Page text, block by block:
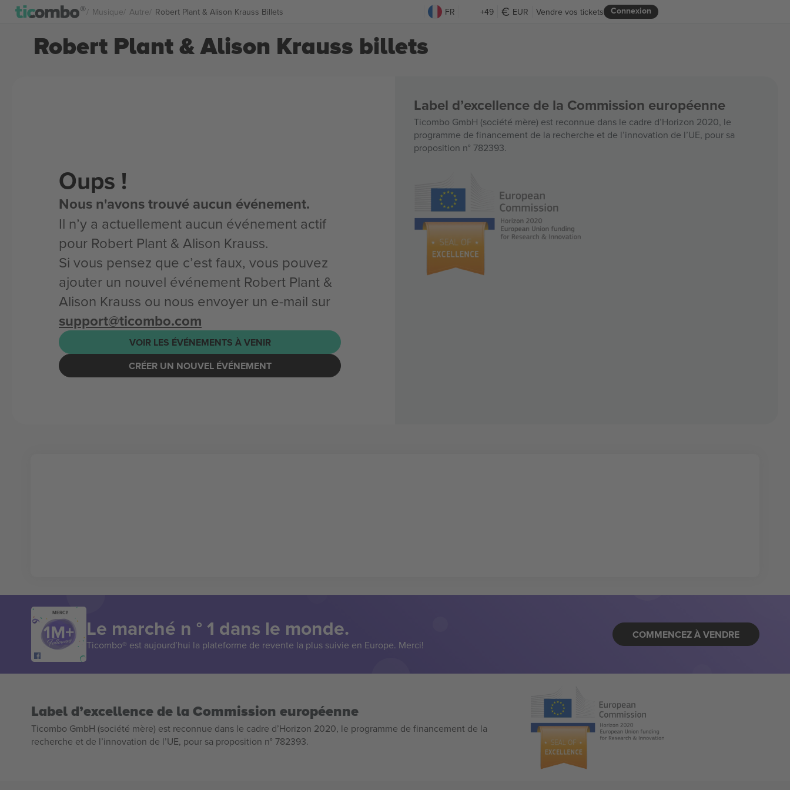
Musique Autre Robert Plant & Alison Krauss Billets FR +49 EUR Connexion
Vendre vos tickets
Robert Plant & Alison Krauss billets
Oups !
Nous n'avons trouvé aucun événement.
Il n’y a actuellement aucun événement actif
pour Robert Plant & Alison Krauss.
Si vous pensez que c’est faux, vous pouvez
ajouter un nouvel événement Robert Plant &
Alison Krauss ou nous envoyer un e-mail sur
support@ticombo.com
VOIR LES ÉVÉNEMENTS À VENIR
CRÉER UN NOUVEL ÉVÉNEMENT
Label d’excellence de la Commission européenne
Ticombo GmbH (société mère) est reconnue dans le cadre d’Horizon 2020, le
programme de financement de la recherche et de l’innovation de l’UE, pour sa
proposition n° 782393.
MERCI!
Le marché n ° 1 dans le monde.
Ticombo® est aujourd’hui la plateforme de revente la plus suivie en Europe. Merci!
COMMENCEZ À VENDRE
Label d’excellence de la Commission européenne
Ticombo GmbH (société mère) est reconnue dans le cadre d’Horizon 2020, le programme de financement de la
recherche et de l’innovation de l’UE, pour sa proposition n° 782393.